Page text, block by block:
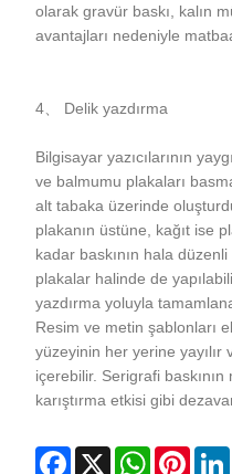
olarak gravür baskı, kalın
avantajları nedeniyle
4、 Delik yazdırma
Bilgisayar yazıcılarının
ve balmumu plakaları
alt tabaka üzerinde
plakanın üstüne, kağıt ise
kadar baskının hala
plakalar halinde de
yazdırma yoluyla
Resim ve metin şablonları
yüzeyinin her yerine yayılır
içerebilir. Serigrafi
karıştırma etkisi gibi
Facebook
X WhatsApp